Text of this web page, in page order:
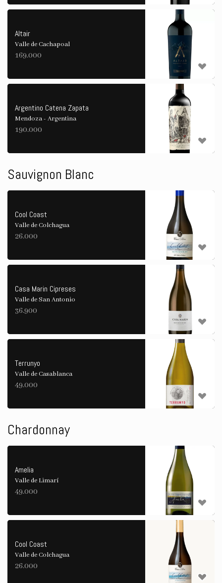
Altair
Valle de Cachapoal
169.000
Argentino Catena Zapata
Mendoza - Argentina
190.000
Sauvignon Blanc
Cool Coast
Valle de Colchagua
26.000
Casa Marin Cipreses
Valle de San Antonio
36.900
Terrunyo
Valle de Casablanca
49.000
Chardonnay
Amelia
Valle de Limarí
49.000
Cool Coast
Valle de Colchagua
26.000